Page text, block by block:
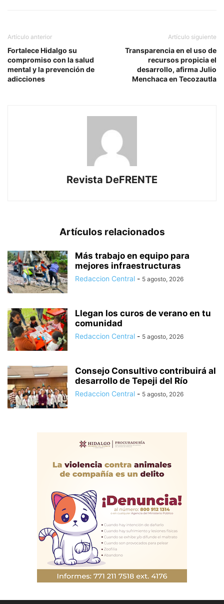
Artículo anterior
Fortalece Hidalgo su
compromiso con la salud
mental y la prevención de
adicciones
Artículo siguiente
Transparencia en el uso de
recursos propicia el
desarrollo, afirma Julio
Menchaca en Tecozautla
Revista DeFRENTE
Artículos relacionados
Más trabajo en equipo para
mejores infraestructuras
Redaccion Central - 5 agosto, 2026
Llegan los curos de verano en tu
comunidad
Redaccion Central - 5 agosto, 2026
Consejo Consultivo contribuirá al
desarrollo de Tepeji del Río
Redaccion Central - 5 agosto, 2026